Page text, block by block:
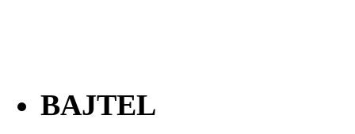
BAJTEL